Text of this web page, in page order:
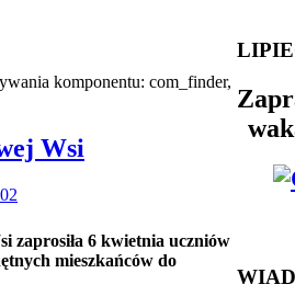
komponentu: com_finder,
Wsi
zaprosiła 6 kwietnia uczniów
mieszkańców do